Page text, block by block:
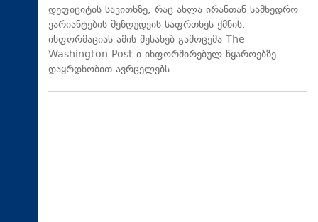
დეფიციტის საკითხზე, რაც ახლა ირანთან სამხედრო
ვარიანტების შეზღუდვის საფრთხეს ქმნის.
ინფორმაციას ამის შესახებ გამოცემა The
Washington Post-ი ინფორმირებულ წყაროებზე
დაყრდნობით ავრცელებს.